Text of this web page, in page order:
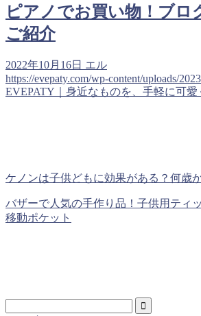
ピアノでお買い物！ブロ
ご紹介
2022年10月16日 エル
https://evepaty.com/wp-content/uploads/
EVEPATY｜身近なものを、手軽に可
ケノンは子供どもに効果がある？何歳
バザーで人気の手作り品！子供用ティ
移動ポケット